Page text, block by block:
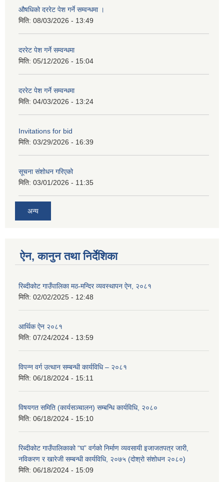
औषधिको दररेट पेश गर्ने सम्वन्धमा ।
मिति: 08/03/2026 - 13:49
दररेट पेश गर्ने सम्वन्धमा
मिति: 05/12/2026 - 15:04
दररेट पेश गर्ने सम्वन्धमा
मिति: 04/03/2026 - 13:24
Invitations for bid
मिति: 03/29/2026 - 16:39
सूचना संशोधन गरिएको
मिति: 03/01/2026 - 11:35
अन्य
ऐन, कानुन तथा निर्देशिका
रिब्दीकोट गाउँपालिका मठ-मन्दिर व्यवस्थापन ऐन, २०८१
मिति: 02/02/2025 - 12:48
आर्थिक ऐन २०८१
मिति: 07/24/2024 - 13:59
विपन्न वर्ग उत्थान सम्बन्धी कार्यविधि – २०८१
मिति: 06/18/2024 - 15:11
विषयगत समिति (कार्यसञ्चालन) सम्बन्धि कार्यविधि, २०८०
मिति: 06/18/2024 - 15:10
रिब्दीकोट गाउँपालिकाको “घ” वर्गको निर्माण व्यवसायी इजाजतपत्र जारी,
नविकरण र खारेजी सम्बन्धी कार्यविधि, २०७५ (दोश्रो संशोधन २०८०)
मिति: 06/18/2024 - 15:09